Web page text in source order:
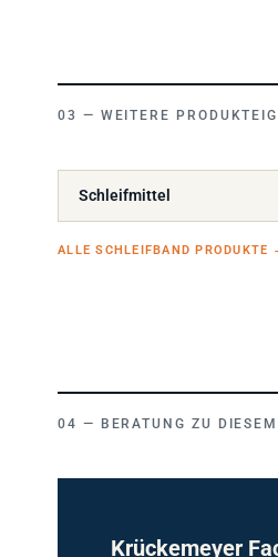
WEITERE
Schleifmittel
ALLE SCHLEIFBAND PRODUKTE
BERATUNG ZU
Krückemeyer